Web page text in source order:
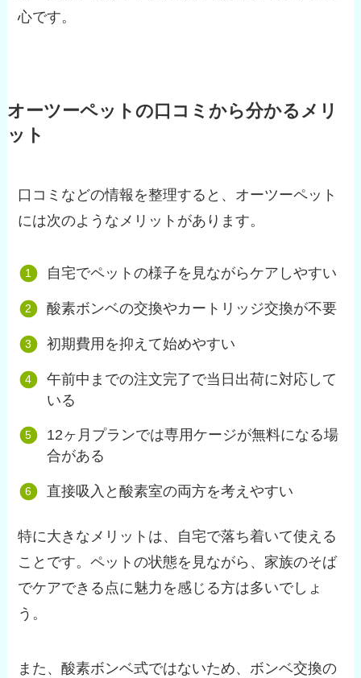
心です。
オーツーペットの口コミから分かるメリ
ット
口コミなどの情報を整理すると、オーツーペット
には次のようなメリットがあります。
自宅でペットの様子を見ながらケアしやすい
酸素ボンベの交換やカートリッジ交換が不要
初期費用を抑えて始めやすい
午前中までの注文完了で当日出荷に対応して
いる
12ヶ月プランでは専用ケージが無料になる場
合がある
直接吸入と酸素室の両方を考えやすい
特に大きなメリットは、自宅で落ち着いて使える
ことです。ペットの状態を見ながら、家族のそば
でケアできる点に魅力を感じる方は多いでしょ
う。
また、酸素ボンベ式ではないため、ボンベ交換の